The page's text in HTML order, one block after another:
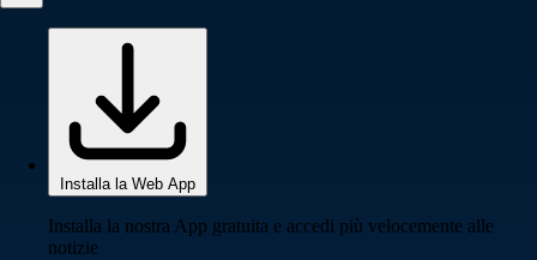
Installa la Web App
Installa la nostra App gratuita e accedi più velocemente alle
notizie